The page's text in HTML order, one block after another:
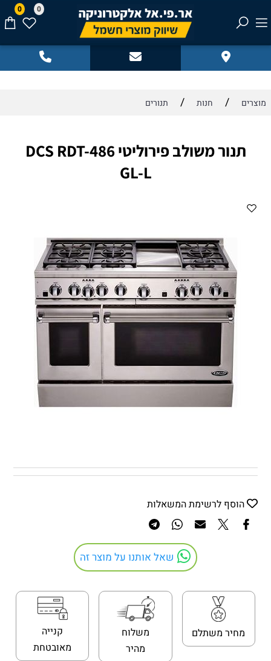
0 0
מוצרים / חנות / תנורים
תנור משולב פירוליטי DCS RDT-486
GL-L
הוסף לרשימת המשאלות
שאל אותנו על מוצר זה
מחיר משתלם
משלוח
מהיר
קנייה
מאובטחת